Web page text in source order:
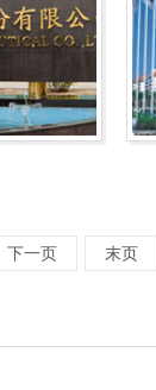
下一页 末页